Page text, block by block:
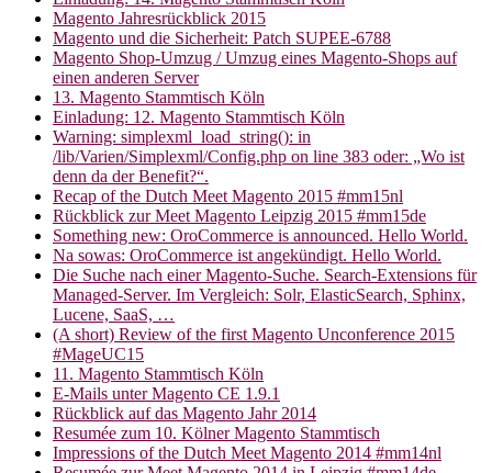
Magento Jahresrückblick 2015
Magento und die Sicherheit: Patch SUPEE-6788
Magento Shop-Umzug / Umzug eines Magento-Shops auf
einen anderen Server
13. Magento Stammtisch Köln
Einladung: 12. Magento Stammtisch Köln
Warning: simplexml_load_string(): in
/lib/Varien/Simplexml/Config.php on line 383 oder: „Wo ist
denn da der Benefit?“.
Recap of the Dutch Meet Magento 2015 #mm15nl
Rückblick zur Meet Magento Leipzig 2015 #mm15de
Something new: OroCommerce is announced. Hello World.
Na sowas: OroCommerce ist angekündigt. Hello World.
Die Suche nach einer Magento-Suche. Search-Extensions für
Managed-Server. Im Vergleich: Solr, ElasticSearch, Sphinx,
Lucene, SaaS, …
(A short) Review of the first Magento Unconference 2015
#MageUC15
11. Magento Stammtisch Köln
E-Mails unter Magento CE 1.9.1
Rückblick auf das Magento Jahr 2014
Resumée zum 10. Kölner Magento Stammtisch
Impressions of the Dutch Meet Magento 2014 #mm14nl